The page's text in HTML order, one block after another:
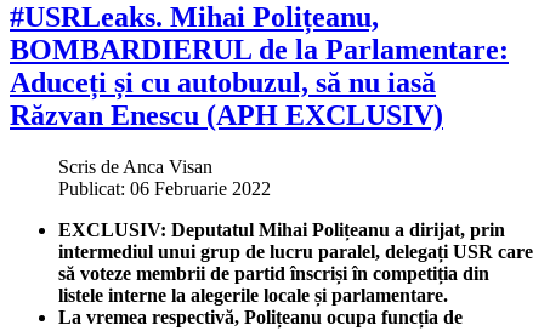
#USRLeaks. Mihai Polițeanu,
BOMBARDIERUL de la Parlamentare:
Aduceți și cu autobuzul, să nu iasă
Răzvan Enescu (APH EXCLUSIV)
Scris de Anca Visan
Publicat: 06 Februarie 2022
EXCLUSIV: Deputatul Mihai Polițeanu a dirijat, prin
intermediul unui grup de lucru paralel, delegați USR care
să voteze membrii de partid înscriși în competiția din
listele interne la alegerile locale și parlamentare.
La vremea respectivă, Polițeanu ocupa funcția de